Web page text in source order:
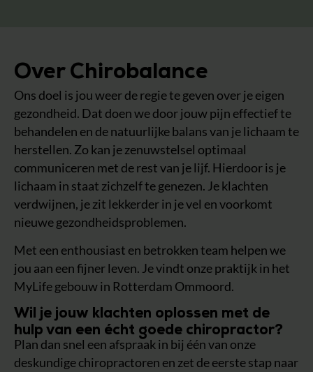
Over Chirobalance
Ons doel is jou weer de regie te geven over je eigen
gezondheid. Dat doen we door jouw pijn effectief te
behandelen en de natuurlijke balans van je lichaam te
herstellen. Zo kan je zenuwstelsel optimaal
communiceren met de rest van je lijf. Hierdoor is je
lichaam in staat zichzelf te genezen. Je klachten
verdwijnen, je zit lekkerder in je vel en voorkomt
nieuwe gezondheidsproblemen.
Met een enthousiast en betrokken team helpen we
jou aan een fijner leven. Je vindt onze praktijk in het
MyLife gebouw in Rotterdam Ommoord.
Wil je jouw klachten oplossen met de
hulp van een écht goede chiropractor?
Plan dan snel een afspraak in bij één van onze
deskundige chiropractoren en zet de eerste stap naar